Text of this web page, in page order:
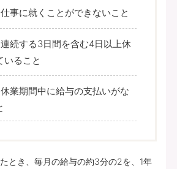
仕事に就くことができないこと
連続する3日間を含む4日以上休
いること
休業期間中に給与の支払いがな
とき、毎月の給与の約3分の2を、1年